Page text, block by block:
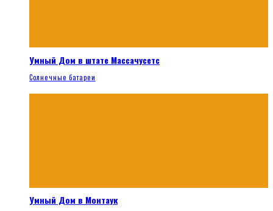
Умный Дом в штате Массачусетс
Солнечные батареи
Умный Дом в Монтаук